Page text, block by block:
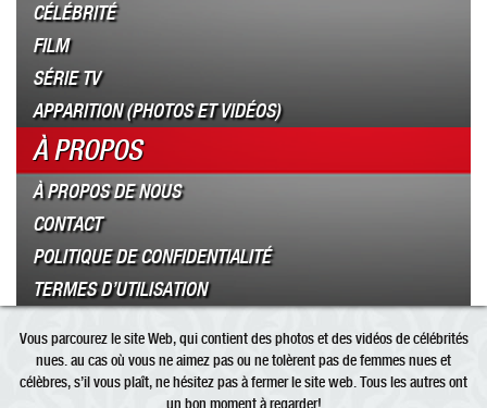
CÉLÉBRITÉ
FILM
SÉRIE TV
APPARITION (PHOTOS ET VIDÉOS)
À PROPOS
À PROPOS DE NOUS
CONTACT
POLITIQUE DE CONFIDENTIALITÉ
TERMES D’UTILISATION
Vous parcourez le site Web, qui contient des photos et des vidéos de célébrités
nues. au cas où vous ne aimez pas ou ne tolèrent pas de femmes nues et
célèbres, s’il vous plaît, ne hésitez pas à fermer le site web. Tous les autres ont
un bon moment à regarder!